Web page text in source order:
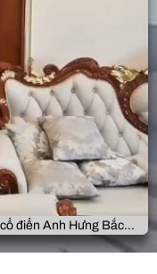
điển Anh Hưng Bắc